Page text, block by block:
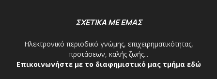
ΣΧΕΤΙΚΑ ΜΕ ΕΜΑΣ
Ηλεκτρονικό περιοδικό γνώμης, επιχειρηματικότητας,
προτάσεων, καλής ζωής...
Επικοινωνήστε με το διαφημιστικό μας τμήμα εδώ